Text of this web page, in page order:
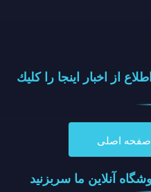
از اخبار اينجا را كليك
صفحه اصلی
آنلاين ما سربزنيد